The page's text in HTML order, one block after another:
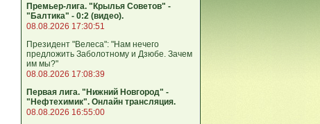
Премьер-лига. "Крылья Советов" -
"Балтика" - 0:2 (видео).
08.08.2026 17:30:51
Президент "Велеса": "Нам нечего
предложить Заболотному и Дзюбе. Зачем
им мы?"
08.08.2026 17:08:39
Первая лига. "Нижний Новгород" -
"Нефтехимик". Онлайн трансляция.
08.08.2026 16:55:00